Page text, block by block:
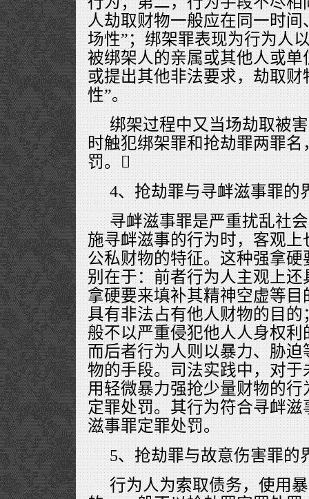
人劫取财物一般应在同一时
场性”；绑架罪表现为行为人
被绑架人的亲属或其他人或
或提出其他非法要求，劫取财
性”。
绑架过程中又当场劫取被
时触犯绑架罪和抢劫罪两罪
罚。
4、抢劫罪与寻衅滋事罪的
寻衅滋事罪是严重扰乱社
施寻衅滋事的行为时，客观
公私财物的特征。这种强拿
别在于：前者行为人主观上
拿硬要来填补其精神空虚等
具有非法占有他人财物的目
般不以严重侵犯他人人身权
而后者行为人则以暴力、胁
物的手段。司法实践中，对
用轻微暴力强抢少量财物的
定罪处罚。其行为符合寻衅
滋事罪定罪处罚。
5、抢劫罪与故意伤害罪的
行为人为索取债务，使用